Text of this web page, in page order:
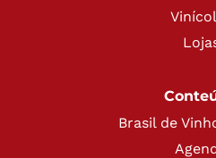
Brasil de